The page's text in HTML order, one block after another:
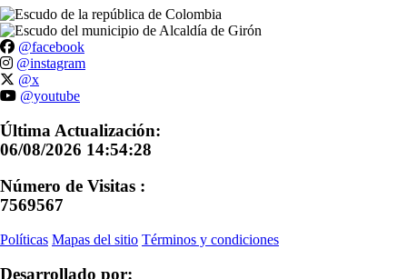
@facebook
@instagram
@x
@youtube
Última Actualización:
06/08/2026 14:54:28
Número de Visitas :
7569567
Políticas Mapas del sitio Términos y condiciones
Desarrollado por: